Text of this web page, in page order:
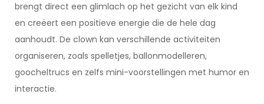
brengt direct een glimlach op het gezicht van elk kind
en creëert een positieve energie die de hele dag
aanhoudt. De clown kan verschillende activiteiten
organiseren, zoals spelletjes, ballonmodelleren,
goocheltrucs en zelfs mini-voorstellingen met humor en
interactie.